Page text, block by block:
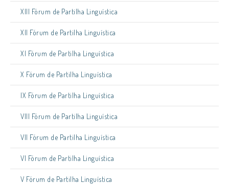
XIII Fórum de Partilha Linguística
XII Fórum de Partilha Linguística
XI Fórum de Partilha Linguística
X Fórum de Partilha Linguística
IX Fórum de Partilha Linguística
VIII Fórum de Partilha Linguística
VII Fórum de Partilha Linguística
VI Fórum de Partilha Linguística
V Fórum de Partilha Linguística